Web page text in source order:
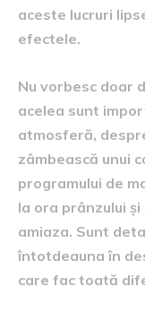
aceste lucruri
efectele.
Nu vorbesc doar
acelea sunt
atmosferă,
zâmbească unui
programului de
la ora prânzului
amiaza. Sunt
întotdeauna în
care fac toată